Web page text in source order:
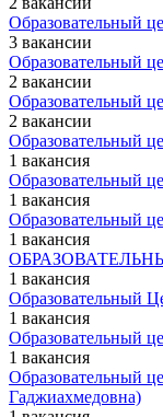
Образовательный
3 вакансии
Образовательный
2 вакансии
Образовательный
2 вакансии
Образовательный
1 вакансия
Образовательный
1 вакансия
Образовательный
1 вакансия
1 вакансия
Образовательный
1 вакансия
Образовательный
1 вакансия
Образовательный
Гаджиахмедовна)